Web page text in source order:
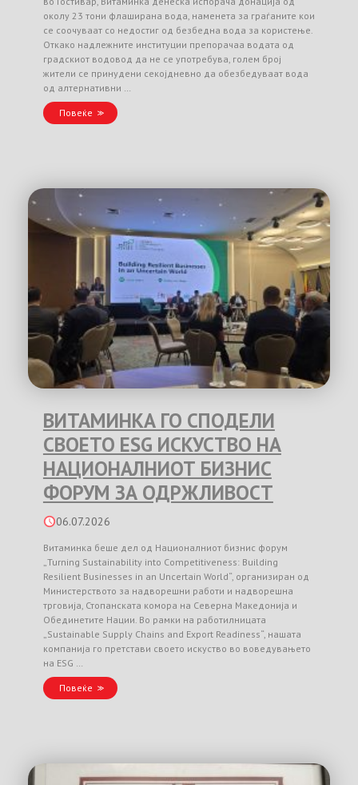
околу 23 тони флаширана вода, наменета за граѓаните кои
се соочуваат со недостиг од безбедна вода за користење.
Откако надлежните институции препорачаа водата од
градскиот водовод да не се употребува, голем број
жители се принудени секојдневно да обезбедуваат вода
од алтернативни …
Повеќе
ВИТАМИНКА ГО СПОДЕЛИ
СВОЕТО ESG ИСКУСТВО НА
НАЦИОНАЛНИОТ БИЗНИС
ФОРУМ ЗА ОДРЖЛИВОСТ
06.07.2026
Витаминка беше дел од Националниот бизнис форум
„Turning Sustainability into Competitiveness: Building
Resilient Businesses in an Uncertain World“, организиран од
Министерството за надворешни работи и надворешна
трговија, Стопанската комора на Северна Македонија и
Обединетите Нации. Во рамки на работилницата
„Sustainable Supply Chains and Export Readiness“, нашата
компанија го претстави своето искуство во воведувањето
на ESG …
Повеќе